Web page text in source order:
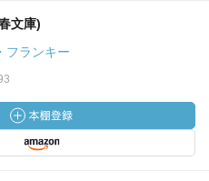
文庫)
フランキー